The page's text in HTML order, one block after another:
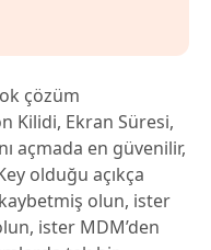
çözüm
Kilidi, Ekran Süresi,
açmada en güvenilir,
olduğu açıkça
olun, ister
ister MDM’den